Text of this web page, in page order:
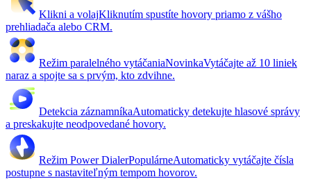
Klikni a volajKliknutím spustíte hovory priamo z vášho
prehliadača alebo CRM.
Režim paralelného vytáčaniaNovinkaVytáčajte až 10 liniek
naraz a spojte sa s prvým, kto zdvihne.
Detekcia záznamníkaAutomaticky detekujte hlasové správy
a preskakujte neodpovedané hovory.
Režim Power DialerPopulárneAutomaticky vytáčajte čísla
postupne s nastaviteľným tempom hovorov.